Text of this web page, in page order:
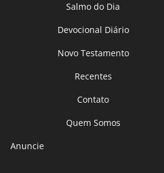
Salmo do Dia
Devocional Diário
Novo Testamento
Recentes
Contato
Quem Somos
Anuncie